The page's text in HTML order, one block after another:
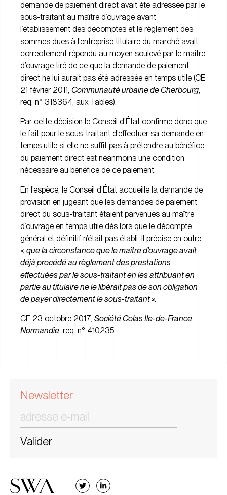
demande de paiement direct avait été adressée par le
sous-traitant au maître d’ouvrage avant
l’établissement des décomptes et le règlement des
sommes dues à l’entreprise titulaire du marché avait
correctement répondu au moyen soulevé par le maître
d’ouvrage tiré de ce que la demande de paiement
direct ne lui aurait pas été adressée en temps utile (CE
21 février 2011, Communauté urbaine de Cherbourg
req. n° 318364, aux Tables).
Par cette décision le Conseil d’État confirme donc que
le fait pour le sous-traitant d’effectuer sa demande en
temps utile si elle ne suffit pas à prétendre au bénéfice
du paiement direct est néanmoins une condition
nécessaire au bénéfice de ce paiement.
En l’espèce, le Conseil d’État accueille la demande de
provision en jugeant que les demandes de paiement
direct du sous-traitant étaient parvenues au maître
d’ouvrage en temps utile dès lors que le décompte
général et définitif n’était pas établi. Il précise en outre
« que la circonstance que le maître d’ouvrage avait
déjà procédé au règlement des prestations
effectuées par le sous-traitant en les attribuant en
partie au titulaire ne le libérait pas de son obligation
de payer directement le sous-traitant ».
CE 23 octobre 2017, Société Colas Ile-de-France
Normandie, req. n° 410235
Newsletter
Valider